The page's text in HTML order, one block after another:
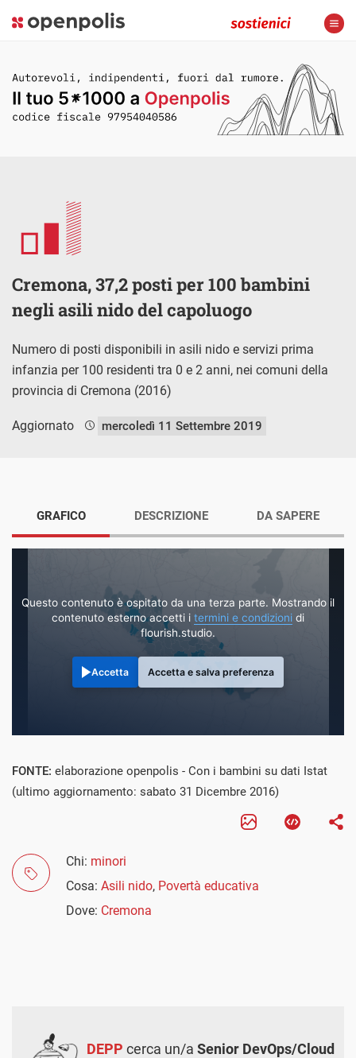
Cremona, 37,2 posti per 100 bambini
negli asili nido del capoluogo
Numero di posti disponibili in asili nido e servizi prima
infanzia per 100 residenti tra 0 e 2 anni, nei comuni della
provincia di Cremona (2016)
Aggiornato mercoledì 11 Settembre 2019
GRAFICO
Questo contenuto è ospitato da una terza parte. Mostrando il
contenuto esterno accetti i termini e condizioni di
flourish.studio.
Accetta Accetta e salva preferenza
DESCRIZIONE DA SAPERE
FONTE: elaborazione openpolis - Con i bambini su dati Istat
(ultimo aggiornamento: sabato 31 Dicembre 2016)
Chi: minori
Cosa: Asili nido, Povertà educativa
Dove: Cremona
DEPP cerca un/a Senior DevOps/Cloud